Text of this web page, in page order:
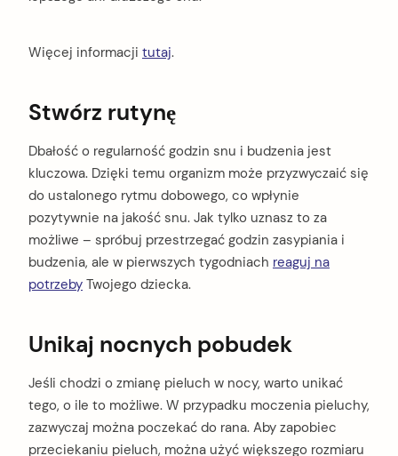
Więcej informacji tutaj.
Stwórz rutynę
Dbałość o regularność godzin snu i budzenia jest
kluczowa. Dzięki temu organizm może przyzwyczaić się
do ustalonego rytmu dobowego, co wpłynie
pozytywnie na jakość snu. Jak tylko uznasz to za
możliwe – spróbuj przestrzegać godzin zasypiania i
budzenia, ale w pierwszych tygodniach reaguj na
potrzeby Twojego dziecka.
Unikaj nocnych pobudek
Jeśli chodzi o zmianę pieluch w nocy, warto unikać
tego, o ile to możliwe. W przypadku moczenia pieluchy,
zazwyczaj można poczekać do rana. Aby zapobiec
przeciekaniu pieluch, można użyć większego rozmiaru